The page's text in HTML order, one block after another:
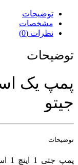
توضیحات
مشخصات
نظرات (0)
توضیحات
جیتو
توضیحات